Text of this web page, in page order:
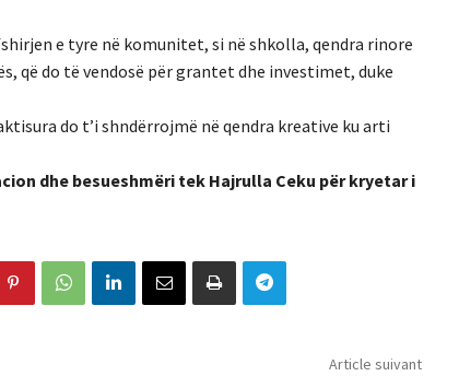
e tyre në komunitet, si në shkolla, qendra rinore
që do të vendosë për grantet dhe investimet, duke
do t’i shndërrojmë në qendra kreative ku arti
dhe besueshmëri tek Hajrulla Ceku për kryetar i
Article suivant